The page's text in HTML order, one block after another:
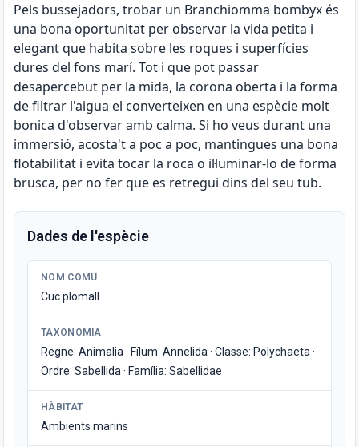
Pels bussejadors, trobar un Branchiomma bombyx és
una bona oportunitat per observar la vida petita i
elegant que habita sobre les roques i superfícies
dures del fons marí. Tot i que pot passar
desapercebut per la mida, la corona oberta i la forma
de filtrar l'aigua el converteixen en una espècie molt
bonica d'observar amb calma. Si ho veus durant una
immersió, acosta't a poc a poc, mantingues una bona
flotabilitat i evita tocar la roca o il·luminar-lo de forma
brusca, per no fer que es retregui dins del seu tub.
Dades de l'espècie
NOM COMÚ
Cuc plomall
TAXONOMIA
Regne: Animalia · Fílum: Annelida · Classe: Polychaeta ·
Ordre: Sabellida · Família: Sabellidae
HÀBITAT
Ambients marins